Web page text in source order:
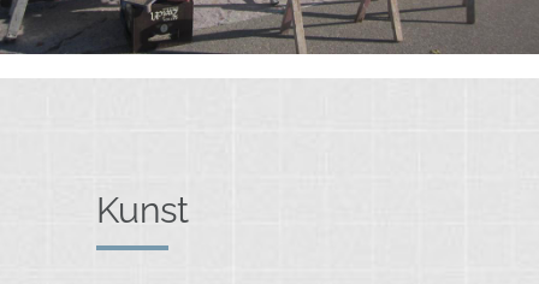
Kunst